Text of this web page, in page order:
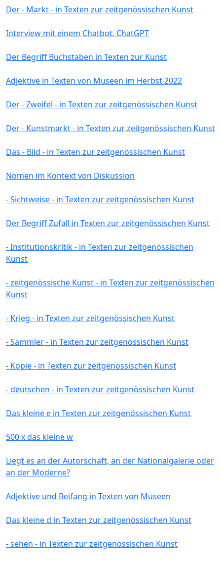
Der - Markt - in Texten zur zeitgenössischen Kunst
Interview mit einem Chatbot. ChatGPT
Der Begriff Buchstaben in Texten zur Kunst
Adjektive in Texten von Museen im Herbst 2022
Der - Zweifel - in Texten zur zeitgenössischen Kunst
Der - Kunstmarkt - in Texten zur zeitgenössischen Kunst
Das - Bild - in Texten zur zeitgenössischen Kunst
Nomen im Kontext von Diskussion
- Sichtweise - in Texten zur zeitgenössischen Kunst
Der Begriff Zufall in Texten zur zeitgenössischen Kunst
- Institutionskritik - in Texten zur zeitgenössischen
Kunst
- zeitgenössische Kunst - in Texten zur zeitgenössischen
Kunst
- Krieg - in Texten zur zeitgenössischen Kunst
- Sammler - in Texten zur zeitgenössischen Kunst
- Kopie - in Texten zur zeitgenössischen Kunst
- deutschen - in Texten zur zeitgenössischen Kunst
Das kleine e in Texten zur zeitgenössischen Kunst
500 x das kleine w
Liegt es an der Autorschaft, an der Nationalgalerie oder
an der Moderne?
Adjektive und Beifang in Texten von Museen
Das kleine d in Texten zur zeitgenössischen Kunst
- sehen - in Texten zur zeitgenössischen Kunst